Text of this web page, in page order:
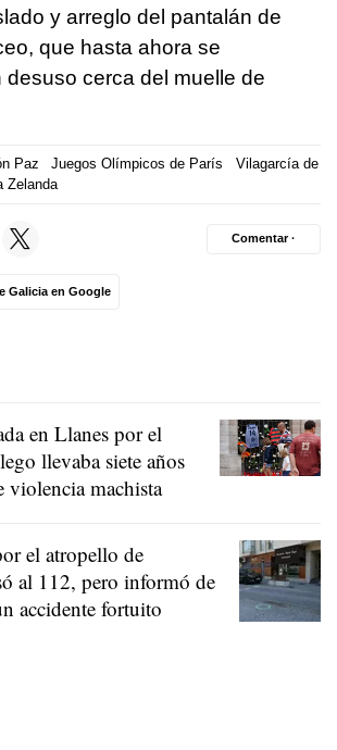
y arreglo del pantalán de
que hasta ahora se
desuso cerca del muelle de
Paz Juegos Olímpicos de París
Vilagarcía de
Zelanda
Galicia en Google
Comentar ·
en Llanes por el
llevaba siete años
machista
el atropello de
al 112, pero informó de
accidente fortuito